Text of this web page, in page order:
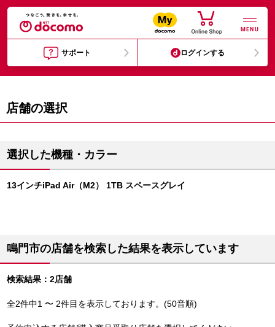
MENU
サポート ログインする
店舗の選択
選択した機種・カラー
13インチiPad Air（M2） 1TB スペースグレイ
鳴門市の店舗を検索した結果を表示しています
検索結果：2店舗
全2件中1 〜 2件目を表示しております。(50音順)